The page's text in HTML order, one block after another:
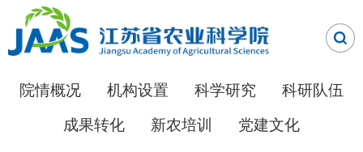
院情概况 机构设置 科学研究
科研队伍
成果转化
新农培训 党建文化